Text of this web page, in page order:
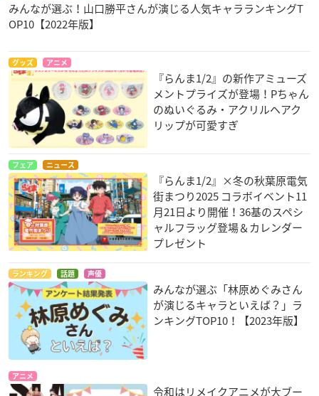
みんなが選ぶ！山口勝平さんが演じる人気キャラランキングT
OP10【2022年版】
グッズ アニメ
『らんま1/2』の新作アミューズ
メントプライズが登場！Pちゃん
のぬいぐるみ・アクリルヘアク
リップが可愛すぎ
フェア ニュース
『らんま1/2』×冬の秋葉原電気
街まつり2025 コラボイベント11
月21日より開催！36基のスペシ
ャルフラッグ登場＆カレンダー
プレゼント
ランキング 話題 声優
みんなが選ぶ「林原めぐみさん
が演じるキャラといえば？」ラ
ンキングTOP10！【2023年版】
アニメ
令和はリメイクアニメが大ブー